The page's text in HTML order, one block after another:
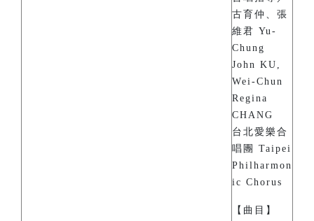
古育仲、張
維君 Yu-
Chung
John KU,
Wei-Chun
Regina
CHANG
台北愛樂合
唱團 Taipei
Philharmon
ic Chorus
【曲目】